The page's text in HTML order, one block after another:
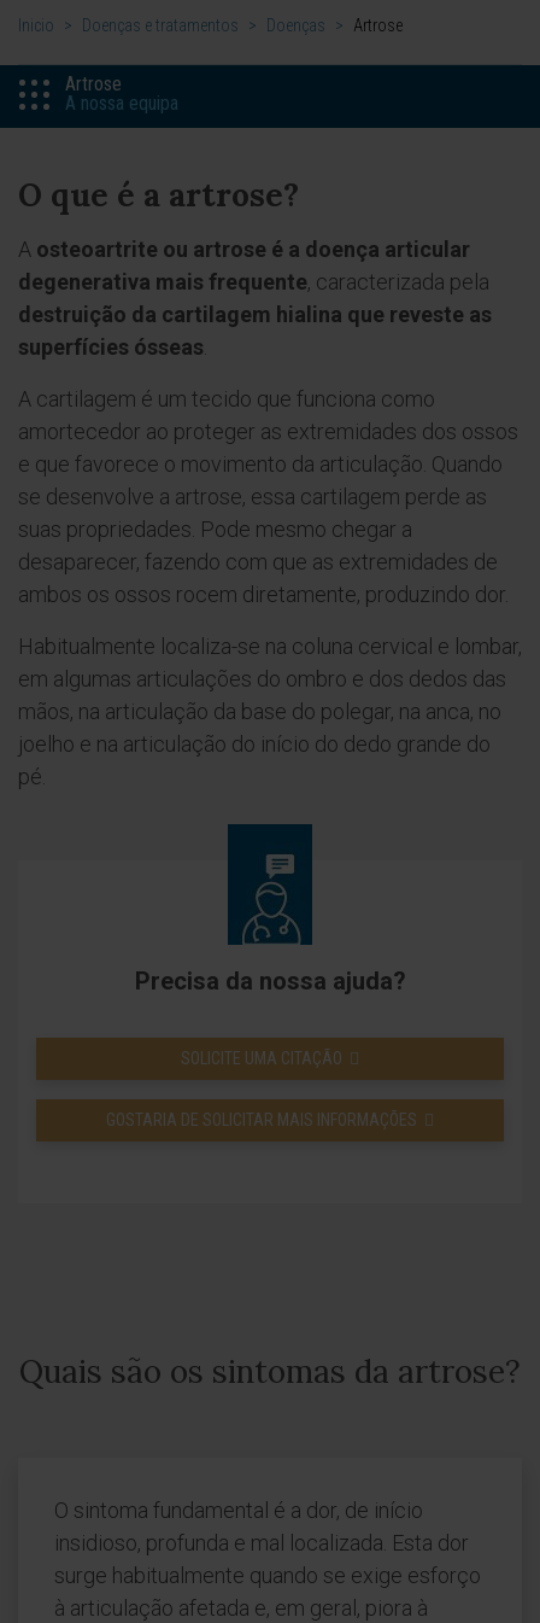
Inicio > Doenças e tratamentos > Doenças > Artrose
Artrose
A nossa equipa
O que é a artrose?
A osteoartrite ou artrose é a doença articular
degenerativa mais frequente, caracterizada pela
destruição da cartilagem hialina que reveste as
superfícies ósseas.
A cartilagem é um tecido que funciona como
amortecedor ao proteger as extremidades dos ossos
e que favorece o movimento da articulação. Quando
se desenvolve a artrose, essa cartilagem perde as
suas propriedades. Pode mesmo chegar a
desaparecer, fazendo com que as extremidades de
ambos os ossos rocem diretamente, produzindo dor.
Habitualmente localiza-se na coluna cervical e lombar,
em algumas articulações do ombro e dos dedos das
mãos, na articulação da base do polegar, na anca, no
joelho e na articulação do início do dedo grande do
pé.
Precisa da nossa ajuda?
SOLICITE UMA CITAÇÃO
GOSTARIA DE SOLICITAR MAIS INFORMAÇÕES
Quais são os sintomas da artrose?
O sintoma fundamental é a dor, de início
insidioso, profunda e mal localizada. Esta dor
surge habitualmente quando se exige esforço
à articulação afetada e, em geral, piora à